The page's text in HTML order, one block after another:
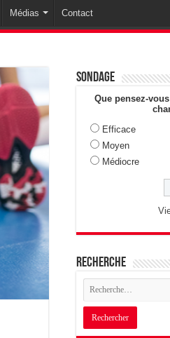
Médias Contact
Sondage
Que pensez-
Efficace
Moyen
Médiocre
Recherche